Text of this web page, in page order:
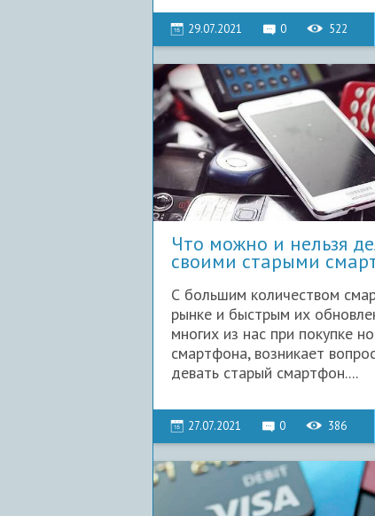
29.07.2021 0 522
Что можно и нельзя
своими старыми
С большим количеством
рынке и быстрым их
многих из нас при покупке
смартфона, возникает
девать старый смартфон....
27.07.2021 0 386